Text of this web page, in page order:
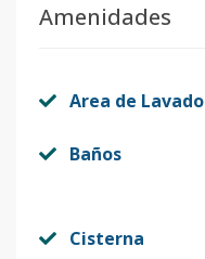
Amenidades
Area de Lavado
Baños
Cisterna